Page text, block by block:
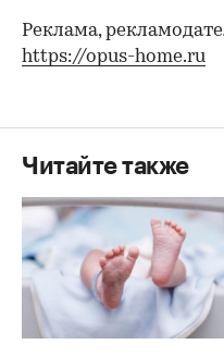
Реклама,
https://opus-home.ru
Читайте также